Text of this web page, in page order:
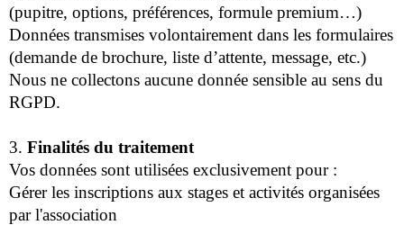
(pupitre, options, préférences, formule premium…)
Données transmises volontairement dans les formulaires
(demande de brochure, liste d’attente, message, etc.)
Nous ne collectons aucune donnée sensible au sens du
RGPD.
3. Finalités du traitement
Vos données sont utilisées exclusivement pour :
Gérer les inscriptions aux stages et activités organisées
par l'association